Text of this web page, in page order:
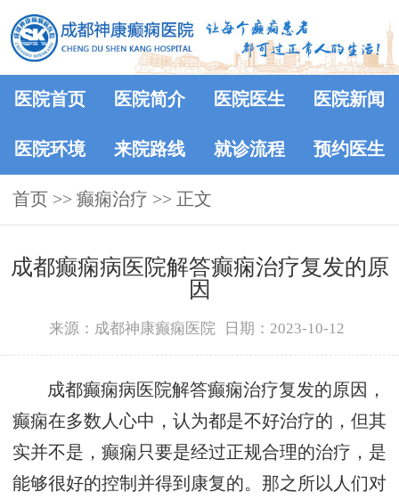
医院首页 医院简介 医院医生 医院新闻
医院环境 来院路线 就诊流程 预约医生
首页 >> 癫痫治疗 >> 正文
成都癫痫病医院解答癫痫治疗复发的原
因
来源：成都神康癫痫医院 日期：2023-10-12
成都癫痫病医院解答癫痫治疗复发的原因，
癫痫在多数人心中，认为都是不好治疗的，但其
实并不是，癫痫只要是经过正规合理的治疗，是
能够很好的控制并得到康复的。那之所以人们对